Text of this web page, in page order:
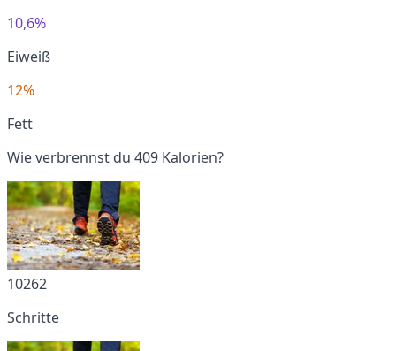
10,6%
Eiweiß
12%
Fett
Wie verbrennst du 409 Kalorien?
10262
Schritte